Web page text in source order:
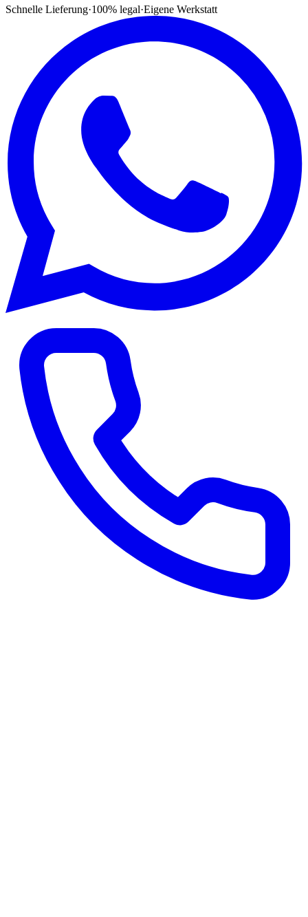
Schnelle Lieferung·100% legal·Eigene Werkstatt